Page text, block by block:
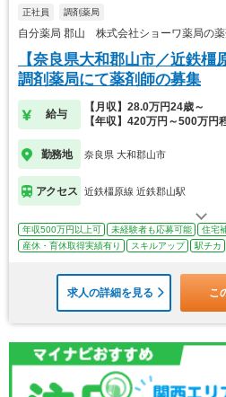
正社員 調剤薬局
自分薬局 郡山 株式会社ショーワ薬局の薬
【奈良県大和郡山市／近鉄
調剤薬局にて薬剤師の募集
給与
【月収】28.0万円24歳～
【年収】420万円～500万円
勤務地 奈良県 大和郡山市
アクセス 近鉄橿原線 近鉄郡山駅
年収500万円以上可 未経験者も応募可能
住宅
産休・育休取得実績有り
スキルアップ 駅チカ
求人の詳細を見る こ